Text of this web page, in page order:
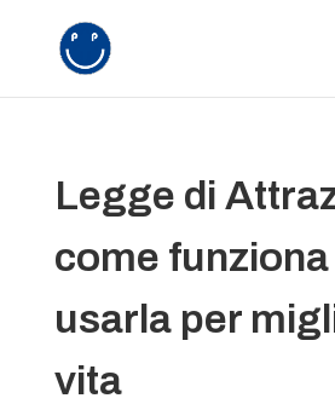
Legge di
come
usarla per
vita